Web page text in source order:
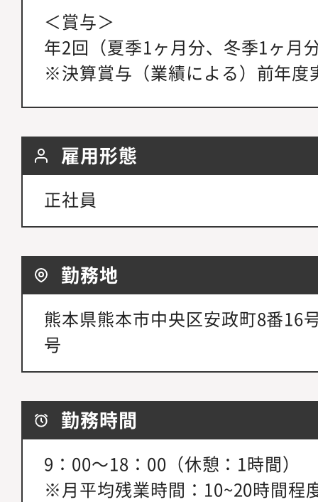
＜賞与＞
年2回（夏季1ヶ月分、冬季1ヶ月
※決算賞与（業績による）前年度
雇用形態
正社員
勤務地
熊本県熊本市中央区安政町8番
号
勤務時間
9：00～18：00（休憩：1時間）
※月平均残業時間：10~20時間程